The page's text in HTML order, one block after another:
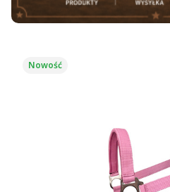
Nowość